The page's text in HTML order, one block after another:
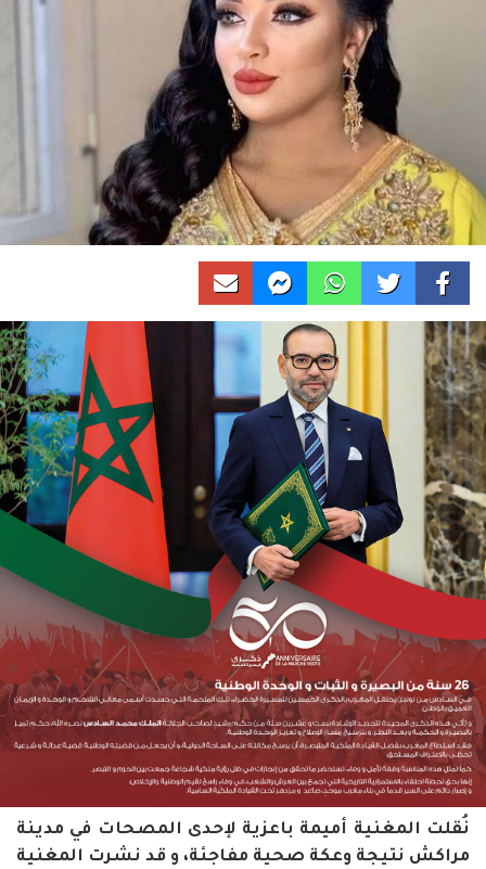
نُقلت المغنية أميمة باعزية لإحدى المصحات في مدينة
مراكش نتيجة وعكة صحية مفاجئة، و قد نشرت المغنية